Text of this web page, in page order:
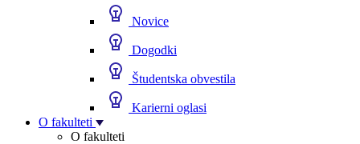
Novice
Dogodki
Študentska obvestila
Karierni oglasi
O fakulteti
O fakulteti